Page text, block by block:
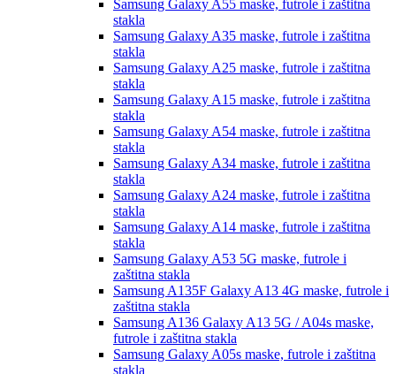
Samsung Galaxy A55 maske, futrole i zaštitna
stakla
Samsung Galaxy A35 maske, futrole i zaštitna
stakla
Samsung Galaxy A25 maske, futrole i zaštitna
stakla
Samsung Galaxy A15 maske, futrole i zaštitna
stakla
Samsung Galaxy A54 maske, futrole i zaštitna
stakla
Samsung Galaxy A34 maske, futrole i zaštitna
stakla
Samsung Galaxy A24 maske, futrole i zaštitna
stakla
Samsung Galaxy A14 maske, futrole i zaštitna
stakla
Samsung Galaxy A53 5G maske, futrole i
zaštitna stakla
Samsung A135F Galaxy A13 4G maske, futrole i
zaštitna stakla
Samsung A136 Galaxy A13 5G / A04s maske,
futrole i zaštitna stakla
Samsung Galaxy A05s maske, futrole i zaštitna
stakla